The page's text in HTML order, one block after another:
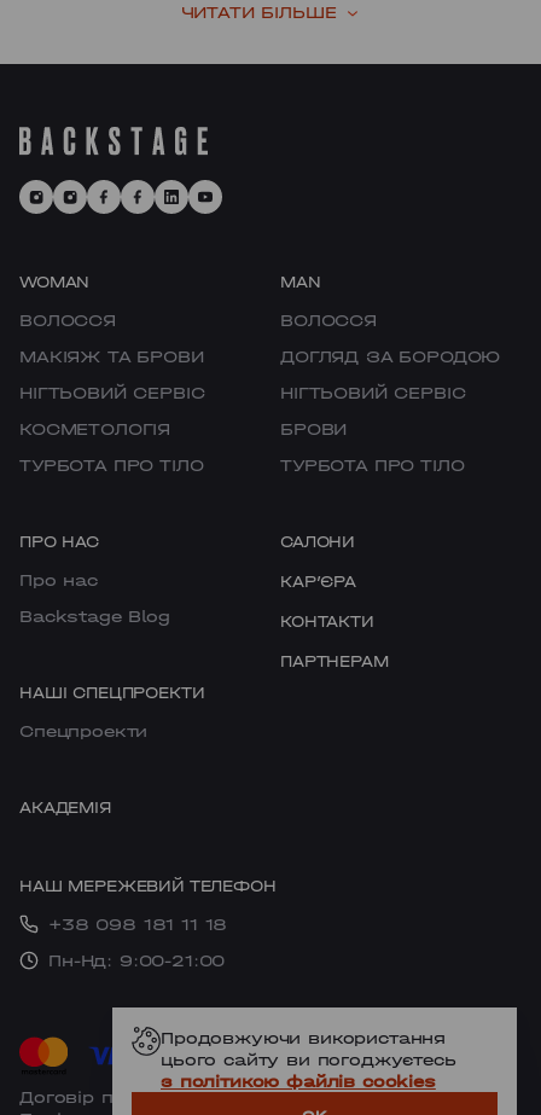
TEREMKY
KLOVSKYI
VELYKA VASYLKIVSKA
PECHERSK
OSOKORKY
PODIL
собою. В одному залі працюють
nail-майстрів є окрема, спеціально
обладнана зона.
ЧИТАТИ БІЛЬШЕ
WOMAN
ВОЛОССЯ
МАКІЯЖ ТА БРОВИ
НІГТЬОВИЙ СЕРВІС
КОСМЕТОЛОГІЯ
ТУРБОТА ПРО ТІЛО
MAN
ВОЛОССЯ
ДОГЛЯД ЗА БОРОДОЮ
НІГТЬОВИЙ СЕРВІС
БРОВИ
ТУРБОТА ПРО ТІЛО
ПРО НАС
Про нас
Backstage Blog
НАШІ СПЕЦПРОЕКТИ
Cпецпроекти
САЛОНИ
КАРʼЄРА
КОНТАКТИ
ПАРТНЕРАМ
АКАДЕМІЯ
НАШ МЕРЕЖЕВИЙ ТЕЛЕФОН
+38 098 181 11 18
Пн-Нд: 9:00-21:00
Договір публічної оферти
Продовжуючи використання
цього сайту ви погоджуєтесь
з політикою файлів cookies